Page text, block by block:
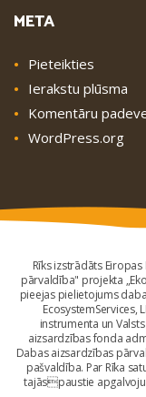
META
Pieteikties
Ierakstu plūsma
Komentāru
WordPress.org
Rīks izstrādāts
pārvaldība" projekta
pieejas pielietojums
EcosystemServices,
instrumenta un
aizsardzības fonda
Dabas aizsardzības
pašvaldība. Par Rīka
tajāspaustie